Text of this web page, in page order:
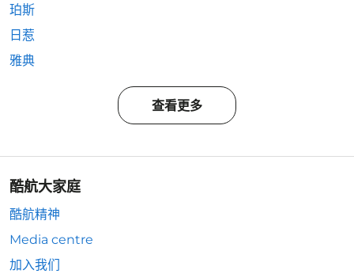
珀斯
日惹
雅典
查看更多
酷航大家庭
酷航精神
Media centre
加入我们